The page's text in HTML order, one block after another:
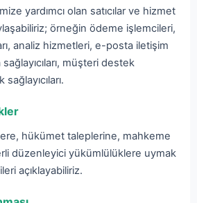
yardımcı olan satıcılar ve hizmet
örneğin ödeme işlemcileri,
analiz hizmetleri, e-posta iletişim
müşteri destek
hükümet taleplerine, mahkeme
düzenleyici yükümlülüklere uymak
açıklayabiliriz.